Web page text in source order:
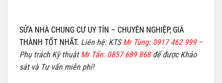
SỬA NHÀ CHUNG CƯ UY TÍN – CHUYÊN NGHIỆP, GIÁ
THÀNH TỐT NHẤT. Liên hệ: KTSMr Tùng: 0917 462 999 –
Phụ trách Kỹ thuậtMr Tấn: 0857 689 868 để được Khảo
sát và Tư vấn miễn phí!